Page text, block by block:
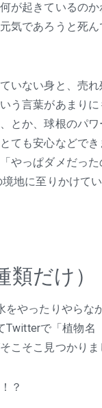
が起きているの
気であろうと死
いない身と、売
う言葉があまりに
とか、球根のパ
ても安心などで
やっぱダメだっ
地に至りかけてい
だけ）
やったりやらな
Twitterで「植物
こそこ見つかりま
？